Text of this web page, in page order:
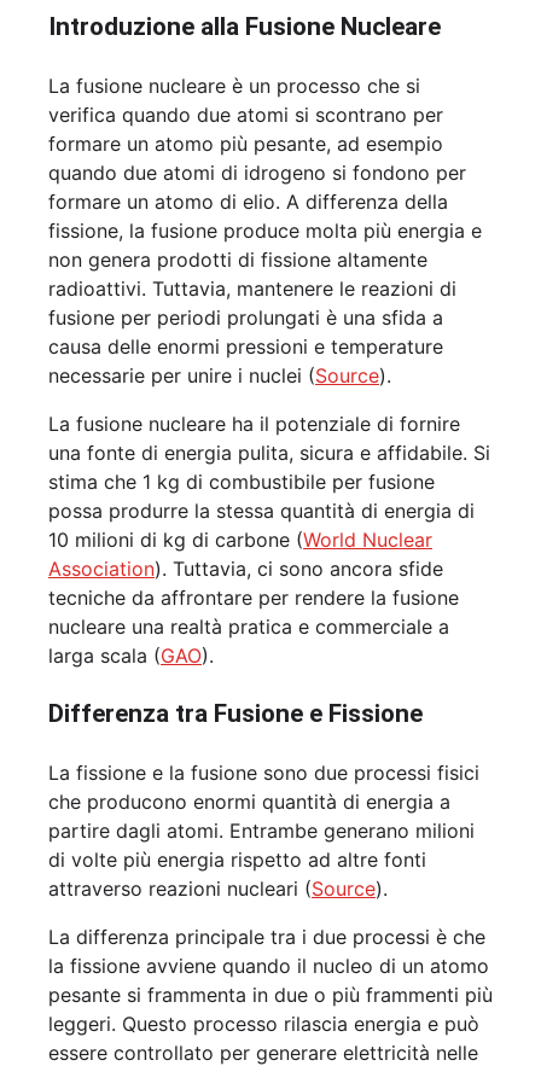
Introduzione alla Fusione Nucleare
La fusione nucleare è un processo che si
verifica quando due atomi si scontrano per
formare un atomo più pesante, ad esempio
quando due atomi di idrogeno si fondono per
formare un atomo di elio. A differenza della
fissione, la fusione produce molta più energia e
non genera prodotti di fissione altamente
radioattivi. Tuttavia, mantenere le reazioni di
fusione per periodi prolungati è una sfida a
causa delle enormi pressioni e temperature
necessarie per unire i nuclei (Source).
La fusione nucleare ha il potenziale di fornire
una fonte di energia pulita, sicura e affidabile. Si
stima che 1 kg di combustibile per fusione
possa produrre la stessa quantità di energia di
10 milioni di kg di carbone (World Nuclear
Association). Tuttavia, ci sono ancora sfide
tecniche da affrontare per rendere la fusione
nucleare una realtà pratica e commerciale a
larga scala (GAO).
Differenza tra Fusione e Fissione
La fissione e la fusione sono due processi fisici
che producono enormi quantità di energia a
partire dagli atomi. Entrambe generano milioni
di volte più energia rispetto ad altre fonti
attraverso reazioni nucleari (Source).
La differenza principale tra i due processi è che
la fissione avviene quando il nucleo di un atomo
pesante si frammenta in due o più frammenti più
leggeri. Questo processo rilascia energia e può
essere controllato per generare elettricità nelle